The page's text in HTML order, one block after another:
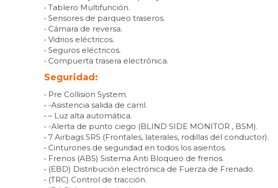
• Tablero Multifunción.
• Sensores de parqueo traseros.
• Cámara de reversa.
• Vidrios eléctricos.
• Seguros eléctricos.
• Compuerta trasera electrónica.
Seguridad:
• Pre Collision System.
• -Asistencia salida de carril.
• – Luz alta automática.
• -Alerta de punto ciego (BLIND SIDE MONITOR , BSM).
• 7 Airbags SRS (Frontales, laterales, rodillas del conductor).
• Cinturones de seguridad en todos los asientos.
• Frenos (ABS) Sistema Anti Bloqueo de frenos.
• (EBD) Distribución electrónica de Fuerza de Frenado.
• (TRC) Control de tracción.